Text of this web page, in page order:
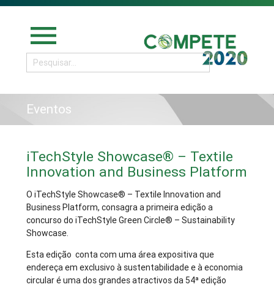
menu
Eventos
iTechStyle Showcase® – Textile
Innovation and Business Platform
O iTechStyle Showcase® – Textile Innovation and
Business Platform, consagra a primeira edição a
concurso do iTechStyle Green Circle® – Sustainability
Showcase.
Esta edição conta com uma área expositiva que
endereça em exclusivo à sustentabilidade e à economia
circular é uma dos grandes atractivos da 54ª edição